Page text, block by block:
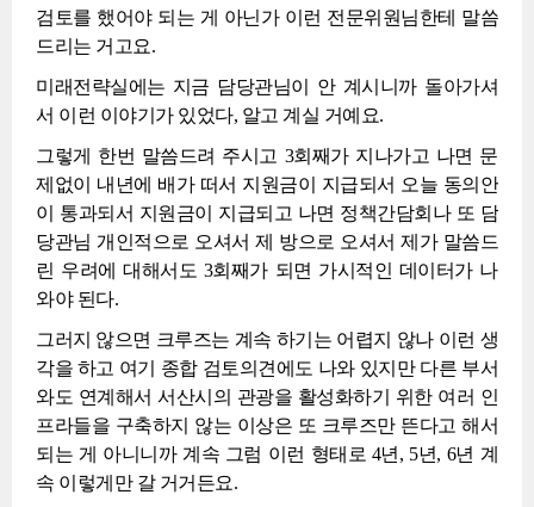
검토를 했어야 되는 게 아닌가 이런 전문위원님한테 말씀
드리는 거고요.
미래전략실에는 지금 담당관님이 안 계시니까 돌아가셔
서 이런 이야기가 있었다, 알고 계실 거예요.
그렇게 한번 말씀드려 주시고 3회째가 지나가고 나면 문
제없이 내년에 배가 떠서 지원금이 지급되서 오늘 동의안
이 통과되서 지원금이 지급되고 나면 정책간담회나 또 담
당관님 개인적으로 오셔서 제 방으로 오셔서 제가 말씀드
린 우려에 대해서도 3회째가 되면 가시적인 데이터가 나
와야 된다.
그러지 않으면 크루즈는 계속 하기는 어렵지 않나 이런 생
각을 하고 여기 종합 검토의견에도 나와 있지만 다른 부서
와도 연계해서 서산시의 관광을 활성화하기 위한 여러 인
프라들을 구축하지 않는 이상은 또 크루즈만 뜬다고 해서
되는 게 아니니까 계속 그럼 이런 형태로 4년, 5년, 6년 계
속 이렇게만 갈 거거든요.